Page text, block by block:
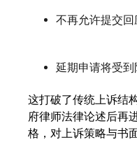
不再允许提交
延期申请将受到
这打破了传统上诉结
府律师法律论述后再
格，对上诉策略与书